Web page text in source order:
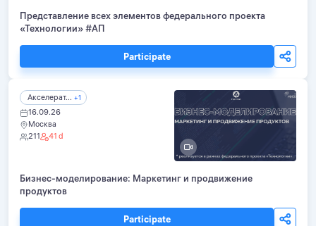
Представление всех элементов федерального проекта
«Технологии» #АП
Participate
Акселерат... +1
16.09.26
Москва
211
41 d
Бизнес-моделирование: Маркетинг и продвижение
продуктов
Participate